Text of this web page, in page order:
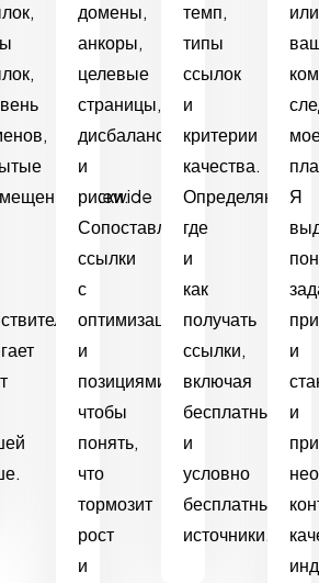
sitewide
домены,
анкоры,
целевые
страницы,
дисбалансы
и
риски.
Сопоставляю
ссылки
с
оптимизацией
и
позициями,
чтобы
понять,
что
тормозит
рост
и
темп,
типы
ссылок
и
критерии
качества.
Определяю,
где
и
как
получать
ссылки,
включая
бесплатные
и
условно
бесплатные
источники.
или
Я
и
и
при